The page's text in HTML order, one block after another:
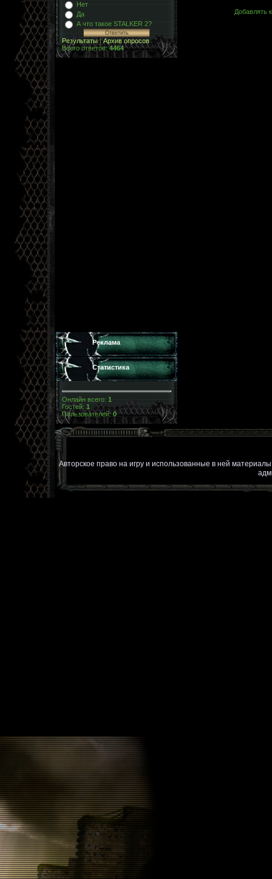
Нет
Да
А что такое STALKER 2?
Результаты|Архив опросов
Всего ответов:4464
Реклама
Статистика
Онлайн всего: 1
Гостей: 1
Пользователей:0
Добавлять
Авторское право на игру и использованные в ней